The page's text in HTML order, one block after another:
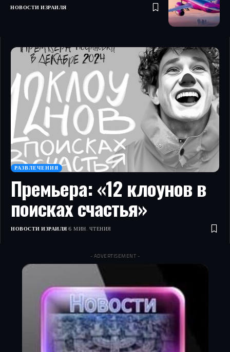
НОВОСТИ ИЗРАИЛЯ
РАЗВЛЕЧЕНИЯ
Премьера: «12 клоунов в
поисках счастья»
НОВОСТИ ИЗРАИЛЯ 6 МИН. ЧТЕНИЯ
- ADVERTISEMENT -